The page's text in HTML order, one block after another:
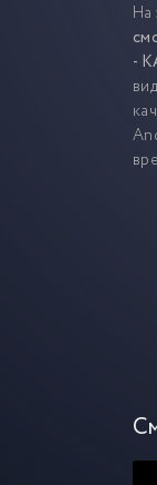
На
-